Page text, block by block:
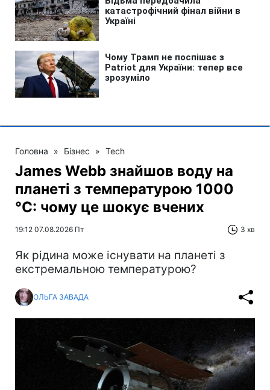
Головна » Бізнес » Tech
James Webb знайшов воду на
планеті з температурою 1000
°C: чому це шокує вчених
19:12 07.08.2026 Пт 3 хв
Як рідина може існувати на планеті з
екстремальною температурою?
ОЛЬГА ЗАВАДА